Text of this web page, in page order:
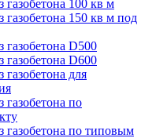
газобетона 100 кв м
газобетона 150 кв м под
газобетона D500
газобетона D600
газобетона для
газобетона по
газобетона по типовым